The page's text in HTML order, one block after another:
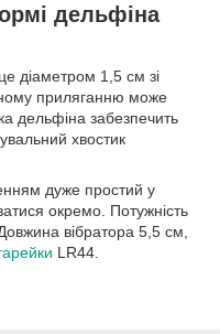
дельфіна
діаметром 1,5 см зі
приляганню може
дельфіна забезпечить
хвостик
дуже простий у
окремо. Потужність
вібратора 5,5 см,
LR44.